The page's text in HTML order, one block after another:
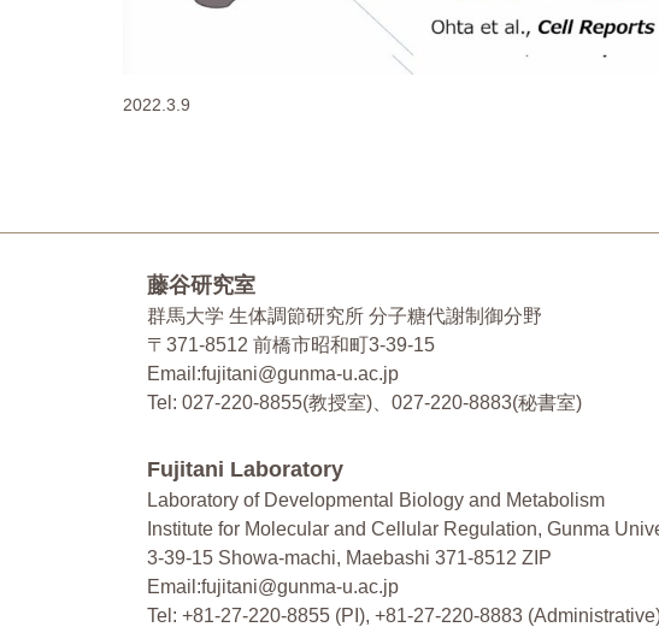
2022.3.9
藤谷研究室
群馬大学 生体調節研究所 分子糖代謝制御分野
〒371-8512 前橋市昭和町3-39-15
Email:fujitani@gunma-u.ac.jp
Tel: 027-220-8855(教授室)、027-220-8883(秘書室)
Fujitani Laboratory
Laboratory of Developmental Biology and Metabolism
Institute for Molecular and Cellular Regulation, Gunma
3-39-15 Showa-machi, Maebashi 371-8512 ZIP
Email:fujitani@gunma-u.ac.jp
Tel: +81-27-220-8855 (PI), +81-27-220-8883